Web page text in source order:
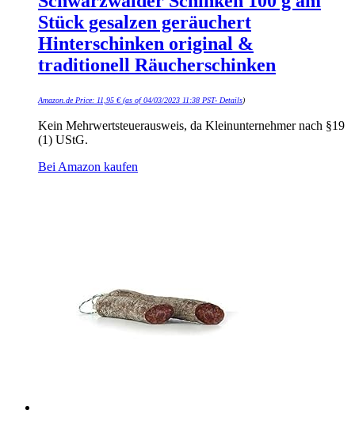
Stück gesalzen geräuchert
Hinterschinken original &
traditionell Räucherschinken
Amazon.de Price: 11,95 €(as of 04/03/2023 11:38 PST- Details)
Kein Mehrwertsteuerausweis, da Kleinunternehmer nach §19
(1) UStG.
Bei Amazon kaufen